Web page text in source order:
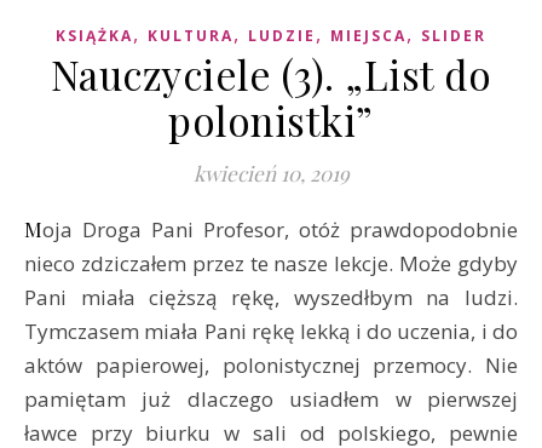
KSIĄŻKA, KULTURA, LUDZIE , MIEJSCA, SLIDER
Nauczyciele (3). „List do
polonistki”
kwiecień 10, 2019
Moja Droga Pani Profesor, otóż prawdopodobnie
nieco zdziczałem przez te nasze lekcje. Może gdyby
Pani miała cięższą rękę, wyszedłbym na ludzi.
Tymczasem miała Pani rękę lekką i do uczenia, i do
aktów papierowej, polonistycznej przemocy. Nie
pamiętam już dlaczego usiadłem w pierwszej
ławce przy biurku w sali od polskiego, pewnie